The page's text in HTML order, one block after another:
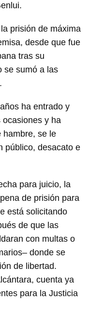
prisión de máxima
desde que fue
tras su
se sumó a las
ha entrado y
y ha
hambre, se le
público, desacato e
para juicio, la
de prisión para
está solicitando
de que las
con multas o
donde se
de libertad.
cuenta ya
para la Justicia